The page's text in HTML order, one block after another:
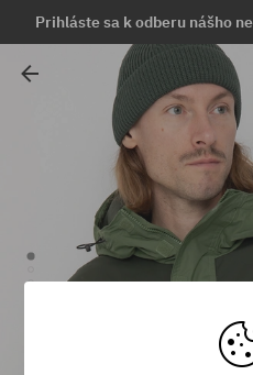
Prihláste sa k odberu nášho